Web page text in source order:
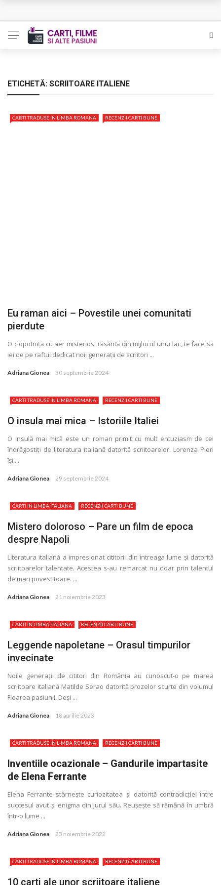
The Man Who Sold Air in the Holy Land – Generatia care
Queer – Un Burroughs sentimental
Luati-ma drept un vis. Povestiri in K. minor – Dor de Kafka
ETICHETĂ: SCRIITOARE ITALIENE
CARTI TRADUSE IN LIMBA ROMANA RECENZII CARTI BUNE
Eu raman aici – Povestile unei comunitati
pierdute
O clopotniţă cu aer misterios, răsărită din mijlocul unui lac, te face să
iei de pe raftul dedicat noii generaţii de scriitori ...
Adriana Gionea 30 septembrie 2024
CARTI TRADUSE IN LIMBA ROMANA RECENZII CARTI BUNE
O insula mai mica – Istoriile Italiei
O insulă mai mică este un roman primit cu mult entuziasm de cei
îndrăgostiți de literatura italiană datorită scriitoarelor. Lorenza Pieri
își ...
Adriana Gionea 29 septembrie 2024
CARTI IN LIMBA ITALIANA RECENZII CARTI BUNE
Mistero doloroso – Pare un film de epoca
despre Napoli
Literatura italiană a impresionat cititorii din întreaga lume și datorită
scriitoarelor talentate. Acestea s-au remarcat nu doar prin talentul
de mari povestitoare. ...
Adriana Gionea 21 noiembrie 2023
CARTI IN LIMBA ITALIANA RECENZII CARTI BUNE
Leggende napoletane – Orasul timpurilor
invecinate
Noile generaţii de cititori din România au cunoscut-o pe marea
scriitoare italiană Matilde Serao datorită prozelor scurte din volumul
Floarea pasiunii. Deși ...
Adriana Gionea 18 aprilie 2023
CARTI TRADUSE IN LIMBA ROMANA RECENZII CARTI BUNE
Inventiile ocazionale – Gandurile impartasite
de Elena Ferrante
Elena Ferrante stârnește curiozitatea și datorită contradicţiei între
succesul avut și enigma din jurul său. Reușește să rămână în umbră
într-o lume ...
Adriana Gionea 23 noiembrie 2022
CARTI TRADUSE IN LIMBA ROMANA RECENZII CARTI BUNE
10 carti ale unor scriitoare italiene